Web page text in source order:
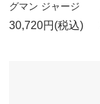
グマン ジャージ
30,720円(税込)